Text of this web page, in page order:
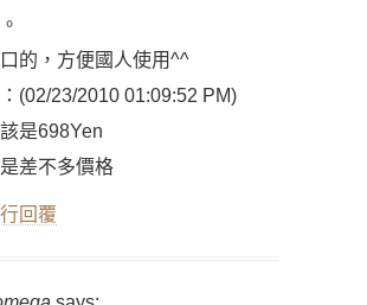
的，方便國人使用^^
(02/23/2010 01:09:52 PM)
是698Yen
差不多價格
回覆